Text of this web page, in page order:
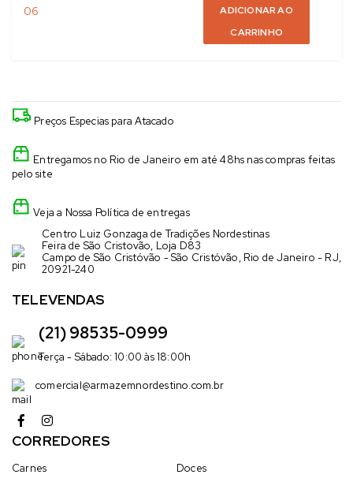
ADICIONAR AO
CARRINHO
Preços Especias para Atacado
Entregamos no Rio de Janeiro em até 48hs nas compras feitas
pelo site
Veja a Nossa Política de entregas
Centro Luiz Gonzaga de Tradições Nordestinas
Feira de São Cristovão, Loja D83
Campo de São Cristóvão - São Cristóvão, Rio de Janeiro - RJ,
20921-240
TELEVENDAS
(21) 98535-0999
Terça - Sábado: 10:00 às 18:00h
comercial@armazemnordestino.com.br
CORREDORES
Carnes
Doces